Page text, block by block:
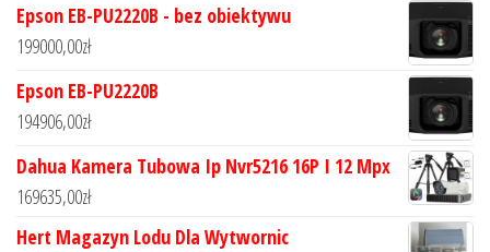
Epson EB-PU2220B - bez obiektywu
199000,00zł
Epson EB-PU2220B
194906,00zł
Dahua Kamera Tubowa Ip Nvr5216 16P I 12 Mpx
169635,00zł
Hert Magazyn Lodu Dla Wytwornic